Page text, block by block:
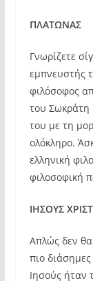
ΠΛΑΤΩΝΑΣ
Γνωρίζετε
εμπνευστής
φιλόσοφος
του Σωκράτη
του με τη
ολόκληρο.
ελληνική
φιλοσοφική
ΙΗΣΟΥΣ
Απλώς δεν
πιο
Ιησούς ήταν